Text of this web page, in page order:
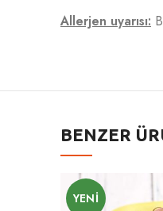
Allerjen uyarısı:
BENZER
YENI